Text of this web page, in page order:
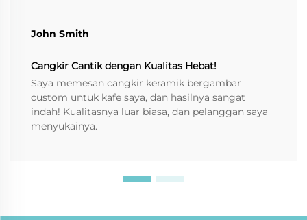
John Smith
Cangkir Cantik dengan Kualitas Hebat!
Saya memesan cangkir keramik bergambar
custom untuk kafe saya, dan hasilnya sangat
indah! Kualitasnya luar biasa, dan pelanggan saya
menyukainya.